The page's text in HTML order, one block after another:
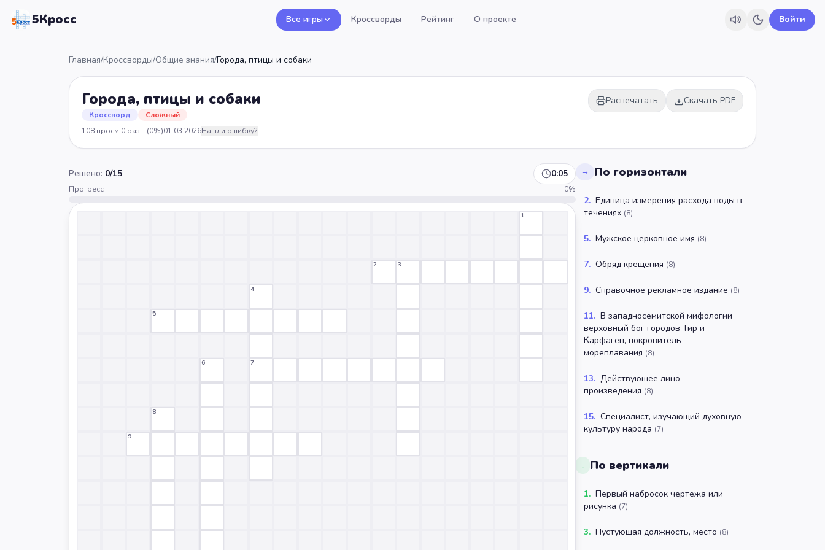
5Кросс Все игры Кроссворды Рейтинг О проекте Войти
Главная/Кроссворды/Общие знания/Города, птицы и собаки
Города, птицы и собаки
Кроссворд Сложный
Распечатать Скачать PDF
108 просм.0 разг. (0%)01.03.2026Нашли ошибку?
Решено: 0/15 0:06
Прогресс 0%
1
2 3
4
5
6 7
8
9
→ По горизонтали
2. Единица измерения расхода воды в
течениях (8)
5. Мужское церковное имя (8)
7. Обряд крещения (8)
9. Справочное рекламное издание (8)
11. В западносемитской мифологии
верховный бог городов Тир и
Карфаген, покровитель
мореплавания (8)
13. Действующее лицо
произведения (8)
15. Специалист, изучающий духовную
культуру народа (7)
↓ По вертикали
1. Первый набросок чертежа или
рисунка (7)
3. Пустующая должность, место (8)